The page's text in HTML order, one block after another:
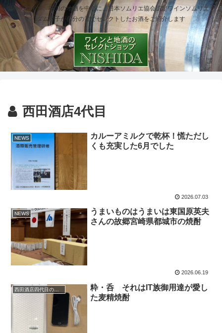
世界のワイン、石川の地酒を中心に、日本ソムリエ協会認定ワインソムリエマ
ダム櫻子が自分の舌でセレクトしたお酒をご紹介します
西田酒店4代目
NEWS
カルーアミルクで乾杯！慌ただし
くも充実した6月でした
2026.07.03
NEWS
うまいものはうまいは東国原英夫
さんの故郷宮崎県都城市の焼酎
2026.06.19
西田酒店四代目のひとり言
粋・呑 それはIT族御用達が愛し
た麦精焼酎